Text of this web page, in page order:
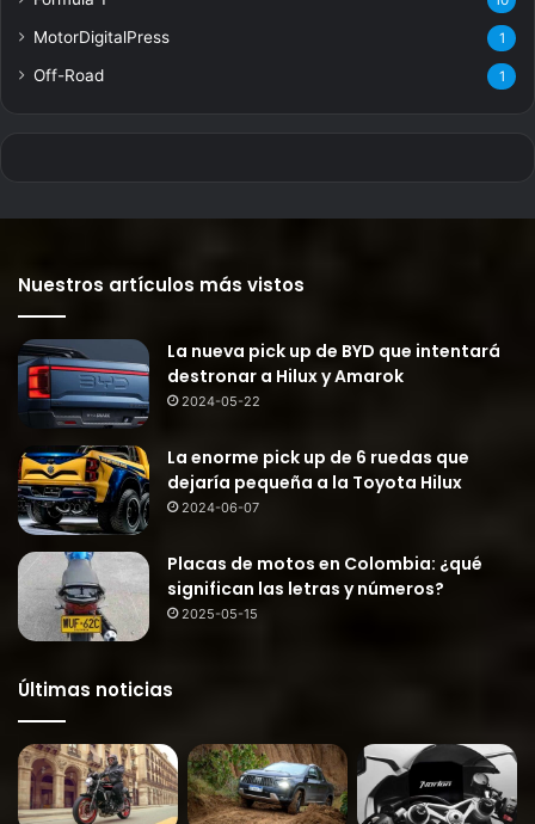
MotorDigitalPress 1
Off-Road 1
Nuestros artículos más vistos
La nueva pick up de BYD que intentará
destronar a Hilux y Amarok
2024-05-22
La enorme pick up de 6 ruedas que
dejaría pequeña a la Toyota Hilux
2024-06-07
Placas de motos en Colombia: ¿qué
significan las letras y números?
2025-05-15
Últimas noticias